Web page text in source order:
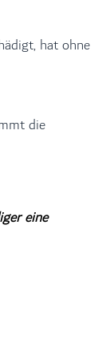
hat ohne
die
eine